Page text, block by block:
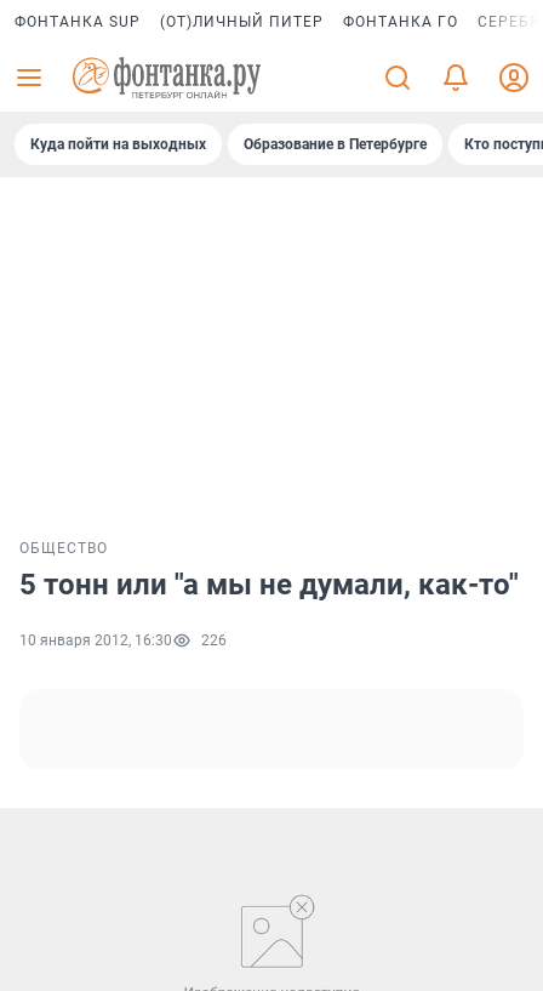
ФОНТАНКА SUP (ОТ)ЛИЧНЫЙ ПИТЕР ФОНТАНКА ГО
Куда пойти на выходных Образование в Петербурге Кто
ОБЩЕСТВО
5 тонн или "а мы не думали, как-то"
10 января 2012, 16:30 226